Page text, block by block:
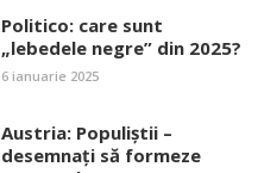
Politico: care sunt
„lebedele negre” din 2025?
6 ianuarie 2025
Austria: Populiștii –
desemnați să formeze